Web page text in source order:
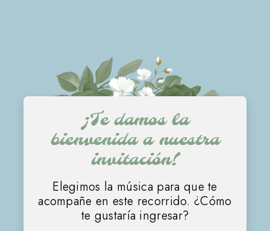
12 • 09 • 2026
Vani
Dani
¡Te damos la
bienvenida a nuestra
invitación!
Elegimos la música para que te
acompañe en este recorrido. ¿Cómo
te gustaría ingresar?